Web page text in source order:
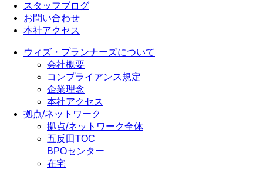
スタッフブログ
お問い合わせ
本社アクセス
ウィズ・プランナーズについて
会社概要
コンプライアンス規定
企業理念
本社アクセス
拠点/ネットワーク
拠点/ネットワーク全体
五反田TOC
BPOセンター
在宅